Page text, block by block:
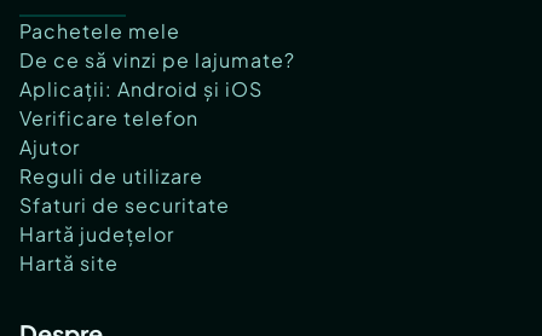
Pachetele mele
De ce să vinzi pe lajumate?
Aplicații: Android și iOS
Verificare telefon
Ajutor
Reguli de utilizare
Sfaturi de securitate
Hartă județelor
Hartă site